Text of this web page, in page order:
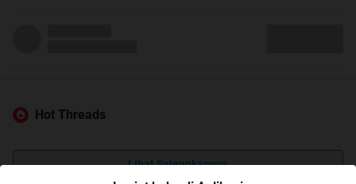
Hot Threads
Lihat Selengkapnya